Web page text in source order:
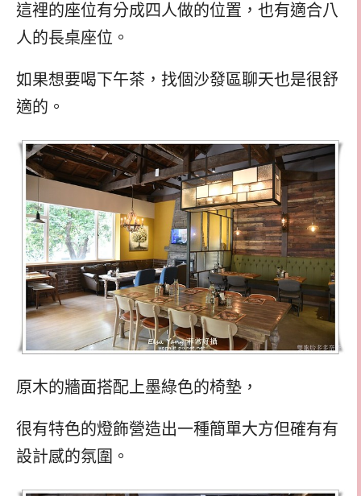
這裡的座位有分成四人做的位置，也有適合八
人的長桌座位。
如果想要喝下午茶，找個沙發區聊天也是很舒
適的。
原木的牆面搭配上墨綠色的椅墊，
很有特色的燈飾營造出一種簡單大方但確有有
設計感的氛圍。